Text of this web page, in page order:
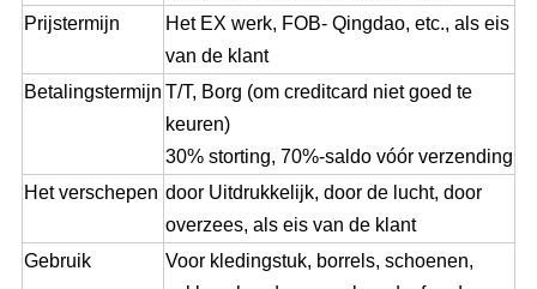
Prijstermijn
Het EX werk, FOB- Qingdao, etc., als eis
van de klant
Betalingstermijn T/T, Borg (om creditcard niet goed te
keuren)
30% storting, 70%-saldo vóór verzending
Het verschepen door Uitdrukkelijk, door de lucht, door
overzees, als eis van de klant
Gebruik
Voor kledingstuk, borrels, schoenen,